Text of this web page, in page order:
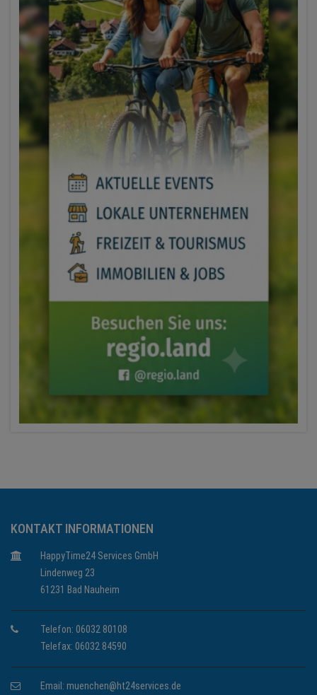
KONTAKT INFORMATIONEN
HappyTime24 Services GmbH
Lindenweg 23
61231 Bad Nauheim
Telefon: 06032 80108
Telefax: 06032 84590
Email: muenchen@ht24services.de